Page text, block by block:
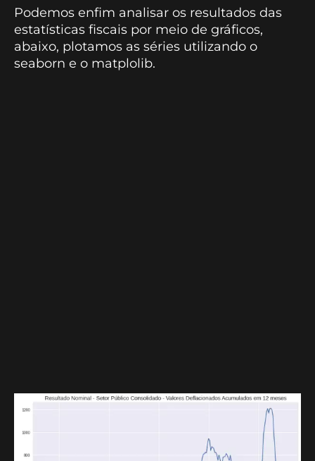
Podemos enfim analisar os resultados das
estatísticas fiscais por meio de gráficos,
abaixo, plotamos as séries utilizando o
seaborn e o matplolib.